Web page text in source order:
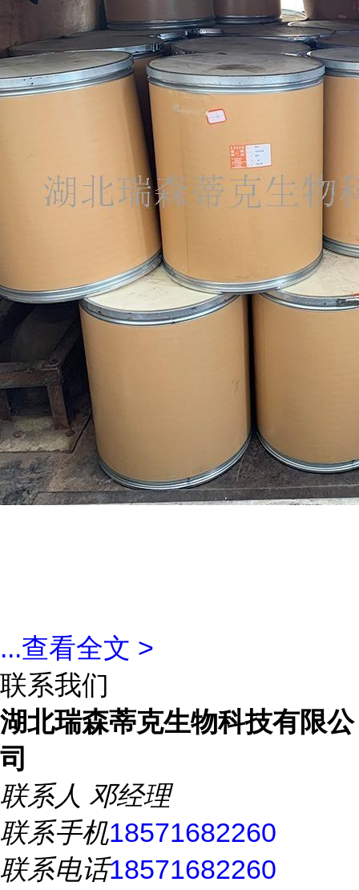
...查看全文 >
联系我们
湖北瑞森蒂克生物科技有限公
司
联系人 邓经理
联系手机18571682260
联系电话18571682260